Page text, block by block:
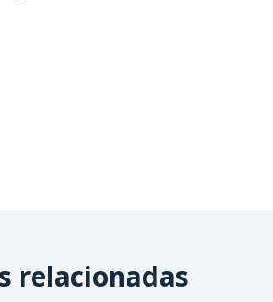
relacionadas